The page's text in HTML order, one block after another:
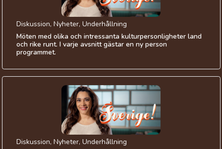
Diskussion, Nyheter, Underhållning
Möten med olika och intressanta kulturpersonligheter land
och rike runt. I varje avsnitt gästar en ny person
programmet.
Diskussion, Nyheter, Underhållning